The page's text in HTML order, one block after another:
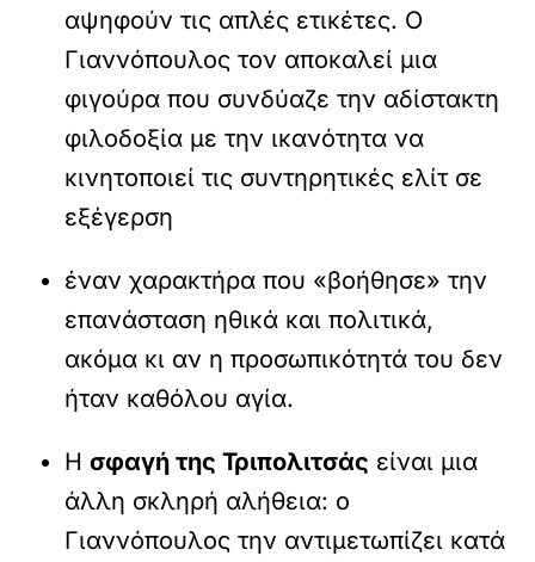
αψηφούν τις απλές ετικέτες. Ο
Γιαννόπουλος τον αποκαλεί μια
φιγούρα που συνδύαζε την αδίστακτη
φιλοδοξία με την ικανότητα να
κινητοποιεί τις συντηρητικές ελίτ σε
εξέγερση
έναν χαρακτήρα που «βοήθησε» την
επανάσταση ηθικά και πολιτικά,
ακόμα κι αν η προσωπικότητά του δεν
ήταν καθόλου αγία.
Ησφαγή της Τριπολιτσάς είναι μια
άλλη σκληρή αλήθεια: ο
Γιαννόπουλος την αντιμετωπίζει κατά